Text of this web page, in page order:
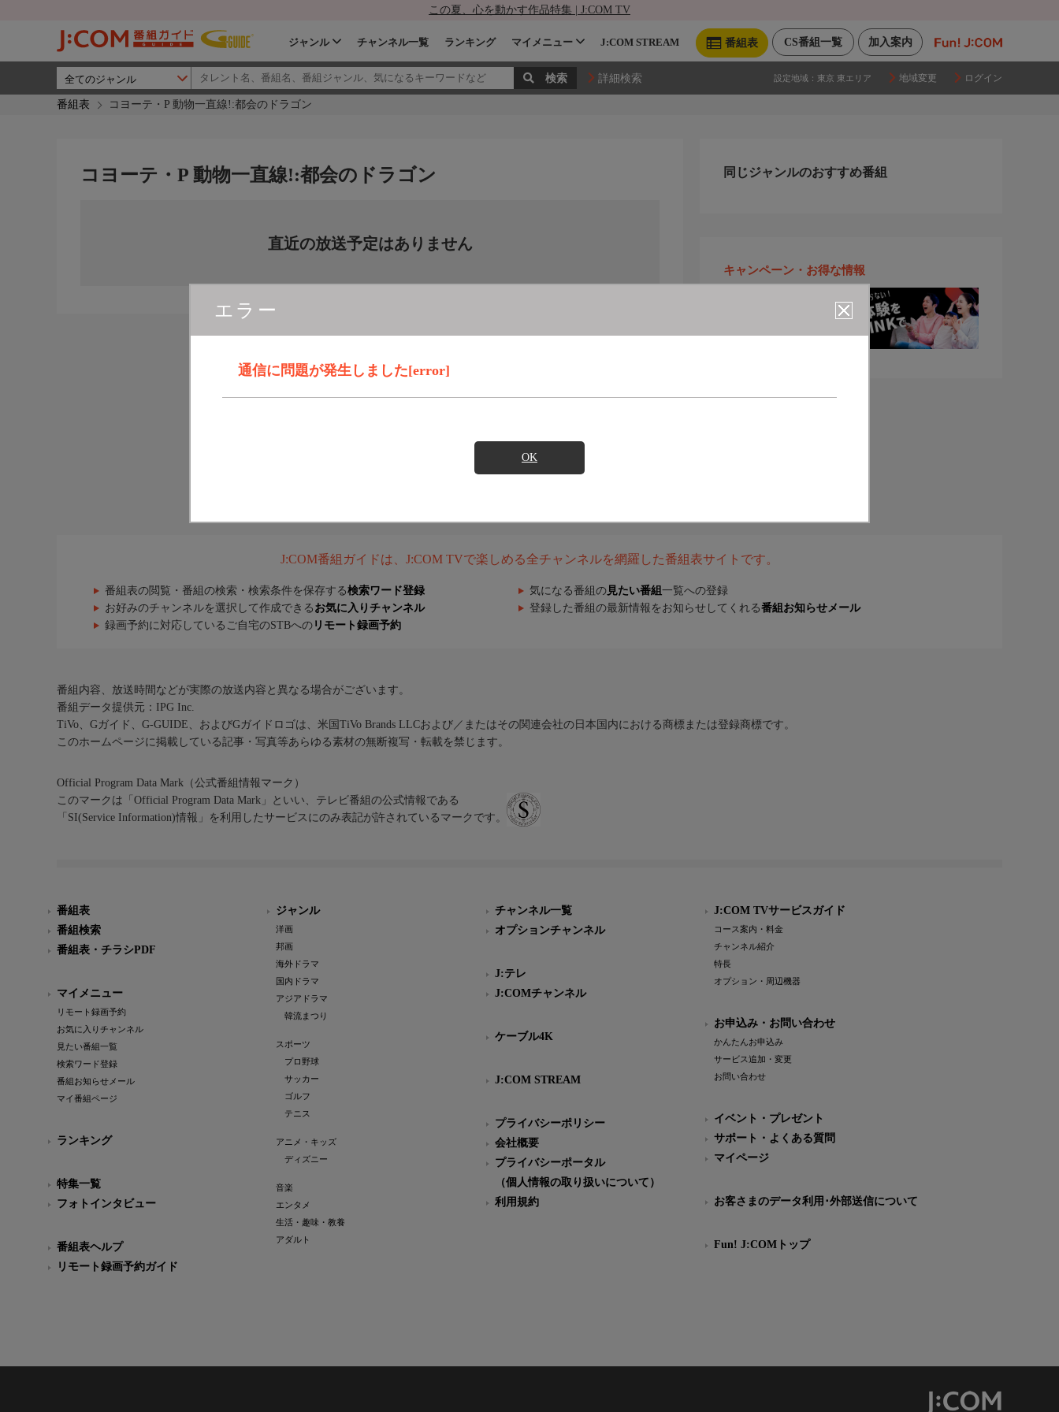
この夏、心を動かす作品特集 | J:COM TV
加入案内
CS番組一覧
番組表
ジャンル チャンネル一覧 ランキング マイメニュー J:COM STREAM
詳細検索 設定地域： 東京 東エリア 地域変更 ログイン
番組表 コヨーテ・P 動物一直線!:都会のドラゴン
エラー
通信に問題が発生しました[error]
OK
コヨーテ・P 動物一直線!:都会のドラゴン
直近の放送予定はありません
同じジャンルのおすすめ番組
キャンペーン・お得な情報
J:COM番組ガイドは、J:COM TVで楽しめる全チャンネルを網羅した番組表サイトです。
番組表の閲覧・番組の検索・検索条件を保存する検索ワード登録 気になる番組の 見たい番組 一覧への登録
お好みのチャンネルを選択して作成できる お気に入りチャンネル 登録した番組の最新情報をお知らせしてくれる番組お知らせメール
録画予約に対応しているご自宅のSTBへの リモート録画予約
番組内容、放送時間などが実際の放送内容と異なる場合がございます。
番組データ提供元：IPG Inc.
TiVo、Gガイド、G-GUIDE、およびGガイドロゴは、米国TiVo Brands LLCおよび／またはその関連会社の日本国内における商標または登録商標です。
このホームページに掲載している記事・写真等あらゆる素材の無断複写・転載を禁じます。
Official Program Data Mark（公式番組情報マーク）
このマークは「Official Program Data Mark」といい、テレビ番組の公式情報である
「SI(Service Information)情報」を利用したサービスにのみ表記が許されているマークです。
番組表
番組検索
番組表・チラシPDF
マイメニュー
リモート録画予約
お気に入りチャンネル
見たい番組一覧
検索ワード登録
番組お知らせメール
マイ番組ページ
ランキング
特集一覧
フォトインタビュー
番組表ヘルプ
リモート録画予約ガイド
ジャンル
洋画
邦画
海外ドラマ
国内ドラマ
アジアドラマ
韓流まつり
スポーツ
プロ野球
サッカー
ゴルフ
テニス
アニメ・キッズ
ディズニー
音楽
エンタメ
生活・趣味・教養
アダルト
チャンネル一覧
オプションチャンネル
J:テレ
J:COMチャンネル
ケーブル4K
J:COM STREAM
プライバシーポリシー
会社概要
プライバシーポータル
（個人情報の取り扱いについて）
利用規約
J:COM TVサービスガイド
コース案内・料金
チャンネル紹介
特長
オプション・周辺機器
お申込み・お問い合わせ
かんたんお申込み
サービス追加・変更
お問い合わせ
イベント・プレゼント
サポート・よくある質問
マイページ
お客さまのデータ利用･外部送信について
Fun! J:COMトップ